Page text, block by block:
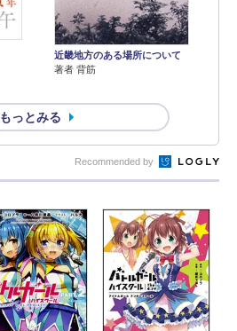
近畿地方のある場所について
著者 背筋
もっとみる
Recommended by